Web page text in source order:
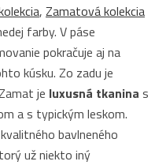
, Zamatová kolekcia
farby. V páse
pokračuje aj na
kúsku. Zo zadu je
je luxusná tkanina s
a s typickým leskom.
bavlneného
už niekto iný